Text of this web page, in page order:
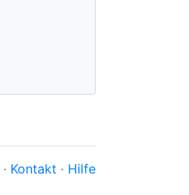
· Kontakt · Hilfe